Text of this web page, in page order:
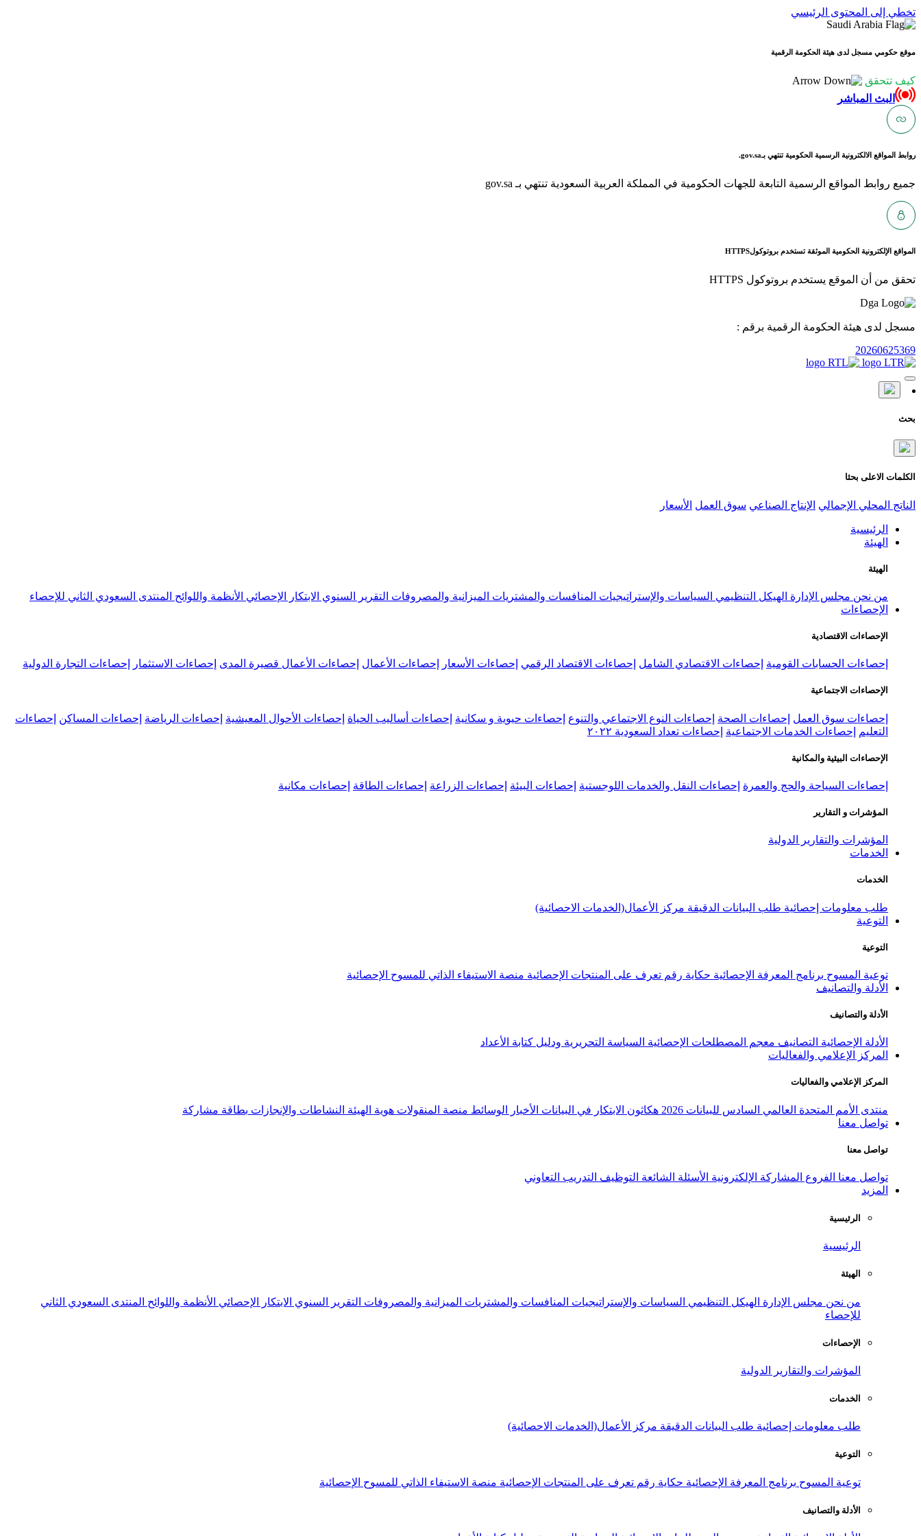
تخطي إلى المحتوى الرئيسي
موقع حكومي مسجل لدى هيئة الحكومة الرقمية
كيف تتحقق
البث المباشر
روابط المواقع الالكترونية الرسمية الحكومية تنتهي بـgov.sa.
جميع روابط المواقع الرسمية التابعة للجهات الحكومية في المملكة العربية السعودية تنتهي بـ gov.sa
المواقع الإلكترونية الحكومية الموثقة تستخدم بروتوكولHTTPS
تحقق من أن الموقع يستخدم بروتوكول HTTPS
مسجل لدى هيئة الحكومة الرقمية برقم :
20260625369
بحث
الكلمات الاعلى بحثا
الناتج المحلي الإجمالي الإنتاج الصناعي سوق العمل الأسعار
الرئيسية
الهيئة
الهيئة
من نحن مجلس الإدارة الهيكل التنظيمي السياسات والإستراتيجيات المنافسات والمشتريات الميزانية والمصروفات التقرير السنوي الابتكار الإحصائي الأنظمة واللوائح المنتدى السعودي الثاني للإحصاء
الإحصاءات
الإحصاءات الاقتصادية
إحصاءات الحسابات القومية إحصاءات الاقتصادي الشامل إحصاءات الاقتصاد الرقمي إحصاءات الأسعار إحصاءات الأعمال إحصاءات الأعمال قصيرة المدى إحصاءات الاستثمار إحصاءات التجارة الدولية
الإحصاءات الاجتماعية
إحصاءات سوق العمل إحصاءات الصحة إحصاءات النوع الاجتماعي والتنوع إحصاءات حيوية و سكانية إحصاءات أساليب الحياة إحصاءات الأحوال المعيشية إحصاءات الرياضة إحصاءات المساكن إحصاءات
التعليم
إحصاءات الخدمات الاجتماعية إحصاءات تعداد السعودية ٢٠٢٢
الإحصاءات البيئية والمكانية
إحصاءات السياحة والحج والعمرة إحصاءات النقل والخدمات اللوجستية إحصاءات البيئة إحصاءات الزراعة إحصاءات الطاقة إحصاءات مكانية
المؤشرات و التقارير
المؤشرات والتقارير الدولية
الخدمات
الخدمات
طلب معلومات إحصائية طلب البيانات الدقيقة مركز الأعمال(الخدمات الاحصائية)
التوعية
التوعية
توعية المسوح برنامج المعرفة الإحصائية حكاية رقم تعرف على المنتجات الإحصائية منصة الاستيفاء الذاتي للمسوح الإحصائية
الأدلة والتصانيف
الأدلة والتصانيف
الأدلة الإحصائية التصانيف معجم المصطلحات الإحصائية السياسة التحريرية ودليل كتابة الأعداد
المركز الإعلامي والفعاليات
المركز الإعلامي والفعاليات
منتدى الأمم المتحدة العالمي السادس للبيانات 2026 هكاثون الابتكار في البيانات الأخبار الوسائط منصة المنقولات هوية الهيئة النشاطات والإنجازات بطاقة مشاركة
تواصل معنا
تواصل معنا
تواصل معنا الفروع المشاركة الإلكترونية الأسئلة الشائعة التوظيف التدريب التعاوني
المزيد
الرئيسية
الرئيسية
الهيئة
من نحن مجلس الإدارة الهيكل التنظيمي السياسات والإستراتيجيات المنافسات والمشتريات الميزانية والمصروفات التقرير السنوي الابتكار الإحصائي الأنظمة واللوائح المنتدى السعودي الثاني
للإحصاء
الإحصاءات
المؤشرات والتقارير الدولية
الخدمات
طلب معلومات إحصائية طلب البيانات الدقيقة مركز الأعمال(الخدمات الاحصائية)
التوعية
توعية المسوح برنامج المعرفة الإحصائية حكاية رقم تعرف على المنتجات الإحصائية منصة الاستيفاء الذاتي للمسوح الإحصائية
الأدلة والتصانيف